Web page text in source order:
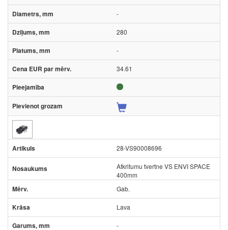
-
280
-
34.61
28-VS90008696
Atkritumu tvertne VS ENVI SPACE
400mm
Gab.
Lava
-